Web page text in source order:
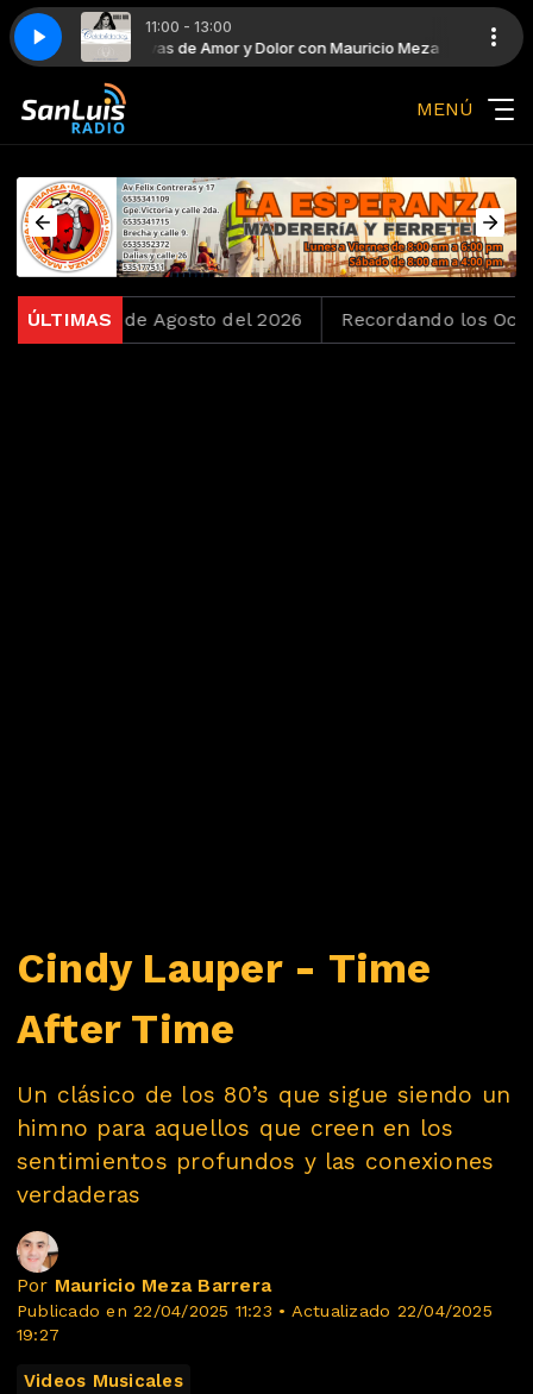
11:00 - 13:00
Meza Divas de Amor y Dolor con Mauricio Meza
Daniela Romo - De mi enamorate
MENÚ
ÚLTIMAS
del 6 de Agosto del 2026 Recordando los
Cindy Lauper - Time
After Time
Un clásico de los 80’s que sigue siendo un
himno para aquellos que creen en los
sentimientos profundos y las conexiones
verdaderas
Por Mauricio Meza Barrera
Publicado en 22/04/2025 11:23 • Actualizado 22/04/2025
19:27
Videos Musicales